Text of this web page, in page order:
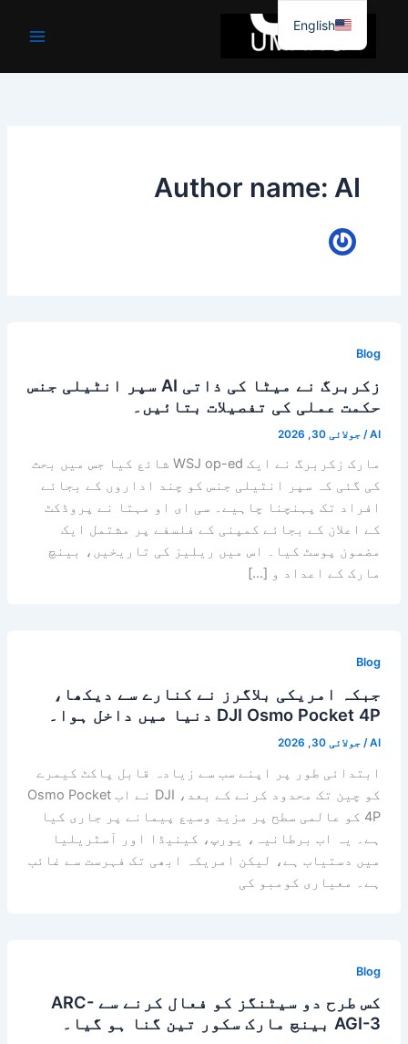
جائیں۔
Author name: AI
Blog
زکربرگ نے میٹا کی ذاتی AI سپر انٹیلی جنس
حکمت عملی کی تفصیلات بتائیں۔
AI
/ جولائی 30, 2026
مارک زکربرگ نے ایک WSJ op-ed شائع کیا جس میں بحث
کی گئی کہ سپر انٹیلی جنس کو چند اداروں کے بجائے
افراد تک پہنچنا چاہیے۔ سی ای او مہتا نے پروڈکٹ
کے اعلان کے بجائے کمپنی کے فلسفے پر مشتمل ایک
مضمون پوسٹ کیا۔ اس میں ریلیز کی تاریخیں، بینچ
مارک کے اعداد و […]
Blog
جبکہ امریکی بلاگرز نے کنارے سے دیکھا،
DJI Osmo Pocket 4P دنیا میں داخل ہوا۔
AI
/ جولائی 30, 2026
ابتدائی طور پر اپنے سب سے زیادہ قابل پاکٹ کیمرے
کو چین تک محدود کرنے کے بعد، DJI نے اب Osmo Pocket
4P کو عالمی سطح پر مزید وسیع پیمانے پر جاری کیا
ہے۔ یہ اب برطانیہ، یورپ، کینیڈا اور آسٹریلیا
میں دستیاب ہے، لیکن امریکہ ابھی تک فہرست سے غائب
ہے۔ معیاری کومبو کی
Blog
کس طرح دو سیٹنگز کو فعال کرنے سے ARC-
AGI-3 بینچ مارک سکور تین گنا ہو گیا۔
English